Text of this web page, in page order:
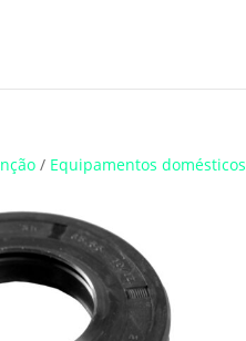
/ Equipamentos domésticos